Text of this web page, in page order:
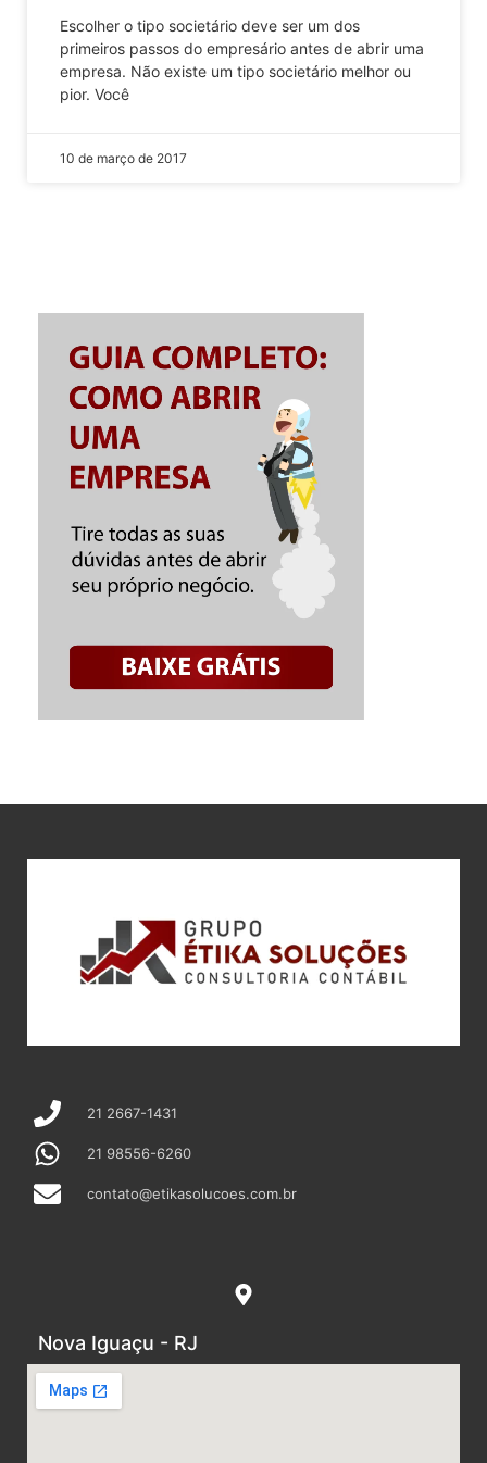
Escolher o tipo societário deve ser um dos
primeiros passos do empresário antes de abrir uma
empresa. Não existe um tipo societário melhor ou
pior. Você
10 de março de 2017
21 2667-1431
21 98556-6260
contato@etikasolucoes.com.br
Nova Iguaçu - RJ